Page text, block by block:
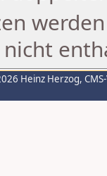
Heinz Herzog,